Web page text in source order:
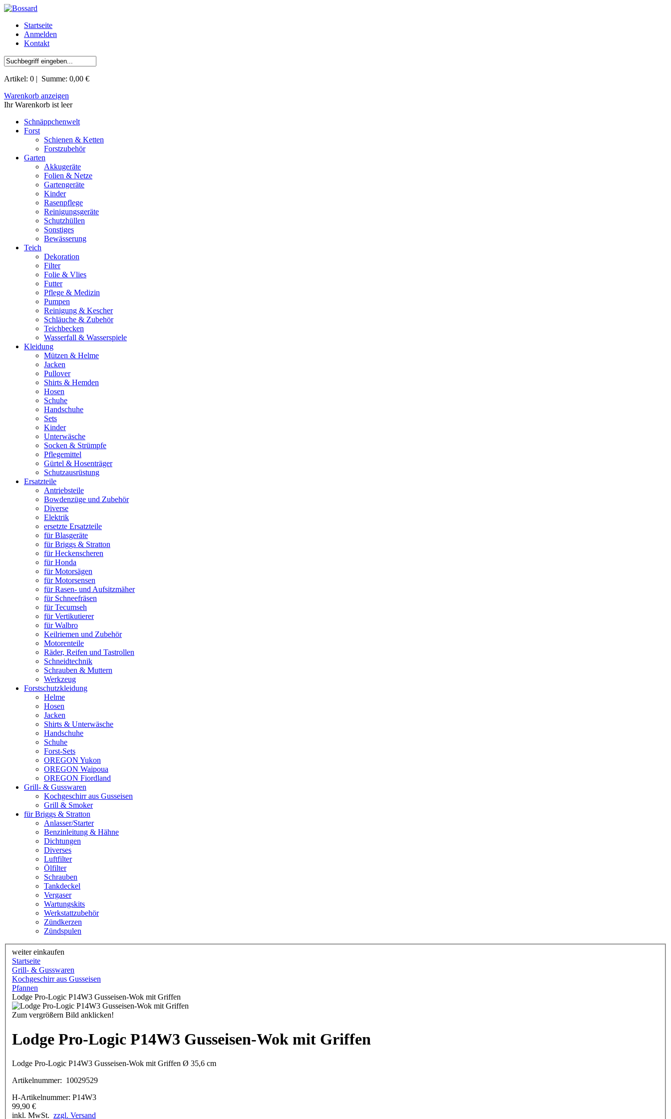
Startseite
Anmelden
Kontakt
Artikel: 0 | Summe: 0,00 €
Warenkorb anzeigen
Ihr Warenkorb ist leer
Schnäppchenwelt
Forst
Schienen & Ketten
Forstzubehör
Garten
Akkugeräte
Folien & Netze
Gartengeräte
Kinder
Rasenpflege
Reinigungsgeräte
Schutzhüllen
Sonstiges
Bewässerung
Teich
Dekoration
Filter
Folie & Vlies
Futter
Pflege & Medizin
Pumpen
Reinigung & Kescher
Schläuche & Zubehör
Teichbecken
Wasserfall & Wasserspiele
Kleidung
Mützen & Helme
Jacken
Pullover
Shirts & Hemden
Hosen
Schuhe
Handschuhe
Sets
Kinder
Unterwäsche
Socken & Strümpfe
Pflegemittel
Gürtel & Hosenträger
Schutzausrüstung
Ersatzteile
Antriebsteile
Bowdenzüge und Zubehör
Diverse
Elektrik
ersetzte Ersatzteile
für Blasgeräte
für Briggs & Stratton
für Heckenscheren
für Honda
für Motorsägen
für Motorsensen
für Rasen- und Aufsitzmäher
für Schneefräsen
für Tecumseh
für Vertikutierer
für Walbro
Keilriemen und Zubehör
Motorenteile
Räder, Reifen und Tastrollen
Schneidtechnik
Schrauben & Muttern
Werkzeug
Forstschutzkleidung
Helme
Hosen
Jacken
Shirts & Unterwäsche
Handschuhe
Schuhe
Forst-Sets
OREGON Yukon
OREGON Waipoua
OREGON Fiordland
Grill- & Gusswaren
Kochgeschirr aus Gusseisen
Grill & Smoker
für Briggs & Stratton
Anlasser/Starter
Benzinleitung & Hähne
Dichtungen
Diverses
Luftfilter
Ölfilter
Schrauben
Tankdeckel
Vergaser
Wartungskits
Werkstattzubehör
Zündkerzen
Zündspulen
weiter einkaufen
Startseite
Grill- & Gusswaren
Kochgeschirr aus Gusseisen
Pfannen
Lodge Pro-Logic P14W3 Gusseisen-Wok mit Griffen
Zum vergrößern Bild anklicken!
Lodge Pro-Logic P14W3 Gusseisen-Wok mit Griffen
Lodge Pro-Logic P14W3 Gusseisen-Wok mit Griffen Ø 35,6 cm
10029529
H-Artikelnummer: P14W3
99,90 €
inkl. MwSt. zzgl. Versand